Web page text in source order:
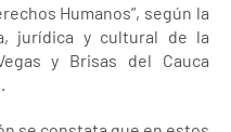
Humanos”, según la
jurídica y cultural de la
y Brisas del Cauca